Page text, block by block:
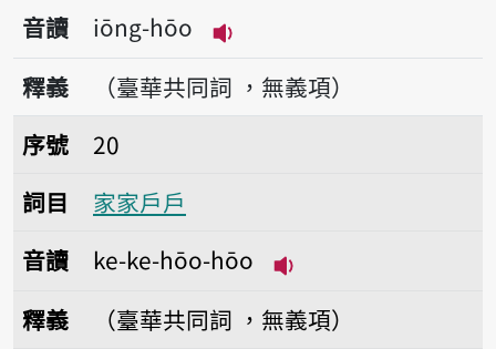
音讀
iōng-hōo
播放音讀iōng-hōo
釋義
（臺華共同詞 ，無義項）
序號20家家戶戶
序號
20
詞目
家家戶戶
音讀
ke-ke-hōo-hōo
釋義
（臺華共同詞 ，無義項）